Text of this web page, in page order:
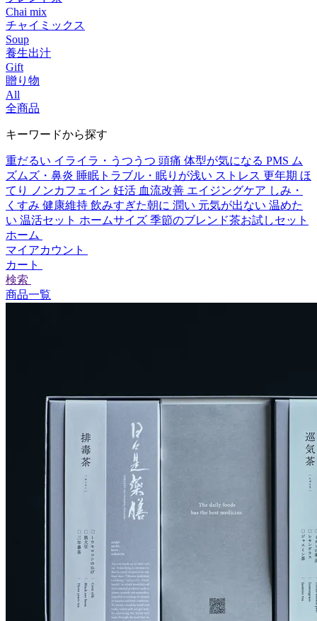
Chai mix
チャイミックス
Soup
養生出汁
Gift
贈り物
All
全商品
キーワードから探す
重だるい イライラ・うつうつ 頭痛 体型が気になる PMS ム
ズムズ・鼻炎 睡眠トラブル・眠りが浅い ストレス 更年期 ほ
てり
ノンカフェイン 妊活 血流改善 エイジングケア しみ・
くすみ 健康維持 飲みすぎた朝に 潤い 元気が出ない 温めた
い 温活セット ホームサイズ 季節のブレンド茶お試しセット
ホーム
マイアカウント
カート
検索
商品一覧